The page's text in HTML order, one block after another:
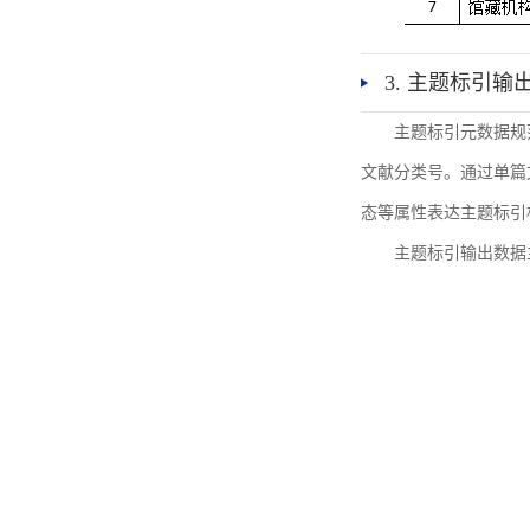
3. 主题标引输
主题标引元数据
文献分类号。通过单
态等属性表达主题标
主题标引输出数